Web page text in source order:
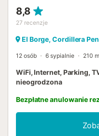
droga górska, typowa dla
dom. Właściciel akcep...
8,8
27 recenzje
El Borge, Cordillera
12 osób 6 sypialnie 210
WiFi, Internet, Parking,
nieogrodzona
Bezpłatne anulowanie